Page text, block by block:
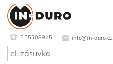
555508945 info@in-duro.cz